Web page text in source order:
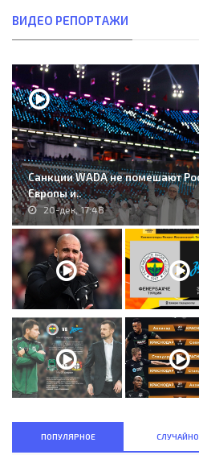
ВИДЕО РЕПОРТАЖИ
Санкции WADA не помешают
Европы и..
20-дек, 17:48
ПОПУЛЯРНОЕ